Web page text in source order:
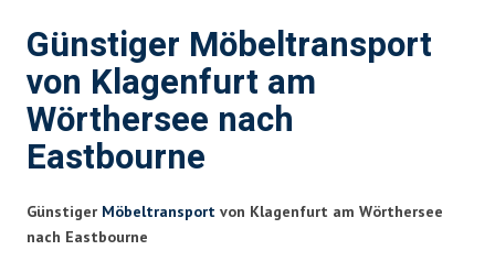
Günstiger Möbeltransport
von Klagenfurt am
Wörthersee nach
Eastbourne
Günstiger Möbeltransport von Klagenfurt am Wörthersee
nach Eastbourne